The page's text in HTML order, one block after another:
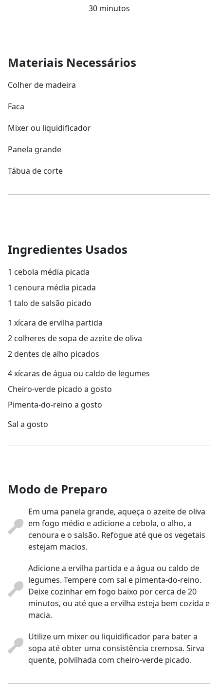
30 minutos
Materiais Necessários
Colher de madeira
Faca
Mixer ou liquidificador
Panela grande
Tábua de corte
Ingredientes Usados
1 cebola média picada
1 cenoura média picada
1 talo de salsão picado
1 xícara de ervilha partida
2 colheres de sopa de azeite de oliva
2 dentes de alho picados
4 xícaras de água ou caldo de legumes
Cheiro-verde picado a gosto
Pimenta-do-reino a gosto
Sal a gosto
Modo de Preparo
Em uma panela grande, aqueça o azeite de oliva
em fogo médio e adicione a cebola, o alho, a
cenoura e o salsão. Refogue até que os vegetais
estejam macios.
Adicione a ervilha partida e a água ou caldo de
legumes. Tempere com sal e pimenta-do-reino.
Deixe cozinhar em fogo baixo por cerca de 20
minutos, ou até que a ervilha esteja bem cozida e
macia.
Utilize um mixer ou liquidificador para bater a
sopa até obter uma consistência cremosa. Sirva
quente, polvilhada com cheiro-verde picado.